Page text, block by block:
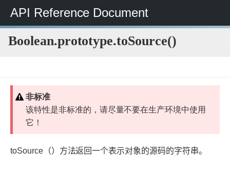
API Reference Document
Boolean.prototype.toSource()
参
考
标
准
非标准
该特性是非标准的，请尽量不要在生产环境中使用
它！
toSource（）方法返回一个表示对象的源码的字符串。